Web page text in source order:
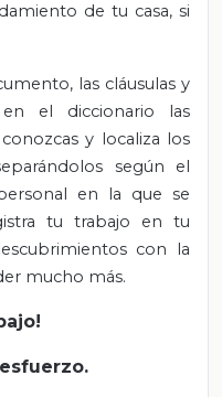
de tu casa, si
las cláusulas y
en el diccionario las
y localiza los
según el
en la que se
tu trabajo en tu
con la
mucho más.